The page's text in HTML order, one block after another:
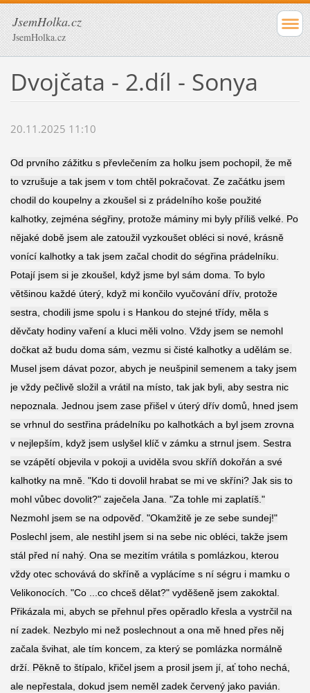
JsemHolka.cz
JsemHolka.cz
Dvojčata - 2.díl - Sonya
20.11.2025 11:10
Od prvního zážitku s převlečením za holku jsem pochopil, že mě
to vzrušuje a tak jsem v tom chtěl pokračovat. Ze začátku jsem
chodil do koupelny a zkoušel si z prádelního koše použité
kalhotky, zejména ségřiny, protože máminy mi byly příliš velké. Po
nějaké době jsem ale zatoužil vyzkoušet obléci si nové, krásně
vonící kalhotky a tak jsem začal chodit do ségřina prádelníku.
Potají jsem si je zkoušel, když jsme byl sám doma. To bylo
většinou každé úterý, když mi končilo vyučování dřív, protože
sestra, chodili jsme spolu i s Hankou do stejné třídy, měla s
děvčaty hodiny vaření a kluci měli volno. Vždy jsem se nemohl
dočkat až budu doma sám, vezmu si čisté kalhotky a udělám se.
Musel jsem dávat pozor, abych je neušpinil semenem a taky jsem
je vždy pečlivě složil a vrátil na místo, tak jak byli, aby sestra nic
nepoznala. Jednou jsem zase přišel v úterý dřív domů, hned jsem
se vrhnul do sestřina prádelníku po kalhotkách a byl jsem zrovna
v nejlepším, když jsem uslyšel klíč v zámku a strnul jsem. Sestra
se vzápětí objevila v pokoji a uviděla svou skříň dokořán a své
kalhotky na mně. "Kdo ti dovolil hrabat se mi ve skříni? Jak sis to
mohl vůbec dovolit?" zaječela Jana. "Za tohle mi zaplatíš."
Nezmohl jsem se na odpověď. "Okamžitě je ze sebe sundej!"
Poslechl jsem, ale nestihl jsem si na sebe nic obléci, takže jsem
stál před ní nahý. Ona se mezitím vrátila s pomlázkou, kterou
vždy otec schovává do skříně a vyplácíme s ní ségru i mamku o
Velikonocích. "Co ...co chceš dělat?" vyděšeně jsem zakoktal.
Přikázala mi, abych se přehnul přes opěradlo křesla a vystrčil na
ní zadek. Nezbylo mi než poslechnout a ona mě hned přes něj
začala švihat, ale tím koncem, za který se pomlázka normálně
drží. Pěkně to štípalo, křičel jsem a prosil jsem jí, ať toho nechá,
ale nepřestala, dokud jsem neměl zadek červený jako pavián.